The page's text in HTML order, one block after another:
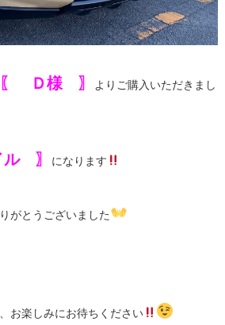
Ｄ様 〗
よりご購入いただきまし
ル 〗 になります
がとうございました
お楽しみにお待ちください